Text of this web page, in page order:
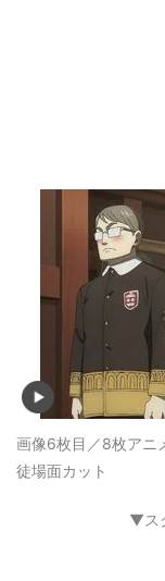
画像6枚目／8枚アニ
徒場面カット
▼ス